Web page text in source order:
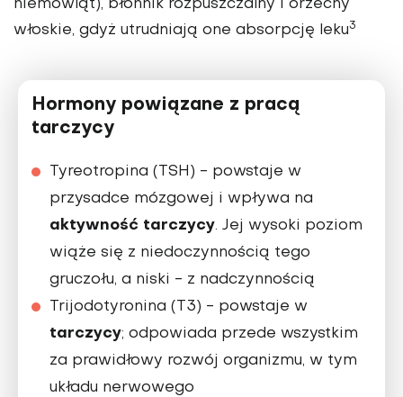
niemowląt), błonnik rozpuszczalny i orzechy
włoskie, gdyż utrudniają one absorpcję leku3
Hormony powiązane z pracą
tarczycy
Tyreotropina (TSH) - powstaje w
przysadce mózgowej i wpływa na
aktywność tarczycy. Jej wysoki poziom
wiąże się z niedoczynnością tego
gruczołu, a niski - z nadczynnością
Trijodotyronina (T3) - powstaje w
tarczycy; odpowiada przede wszystkim
za prawidłowy rozwój organizmu, w tym
układu nerwowego